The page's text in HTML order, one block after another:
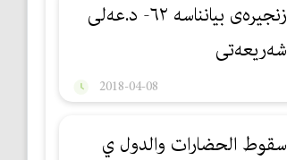
زنجیرەی بیانناسە ٦٢- د.عه‌لی
شه‌ریعه‌تی
2018-04-08
سقوط الحضارات والدول ي